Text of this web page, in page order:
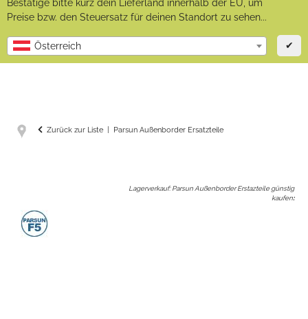
Bestätige bitte kurz dein Lieferland innerhalb der EU, um
Preise bzw. den Steuersatz für deinen Standort zu sehen...
Österreich ✔
Zurück zur Liste Parsun Außenborder Ersatzteile
Lagerverkauf: Parsun Außenborder Erstazteile günstig
kaufen: